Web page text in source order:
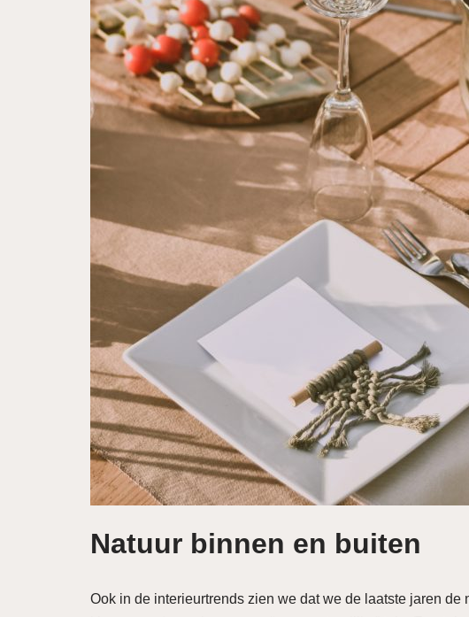
Natuur binnen en buiten
Ook in de interieurtrends zien we dat we de laatste jaren